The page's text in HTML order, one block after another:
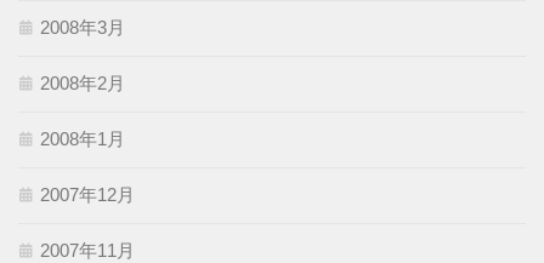
2008年3月
2008年2月
2008年1月
2007年12月
2007年11月